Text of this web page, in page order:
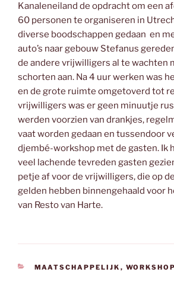
Kanaleneiland de opdracht om een
60 personen te organiseren in
diverse boodschappen gedaan en
auto’s naar gebouw Stefanus
de andere vrijwilligers al te wachten
schorten aan. Na 4 uur werken was
en de grote ruimte omgetoverd tot
vrijwilligers was er geen minuutje
werden voorzien van drankjes,
vaat worden gedaan en tussendoor
djembé-workshop met de gasten. Ik
veel lachende tevreden gasten
petje af voor de vrijwilligers, die op
gelden hebben binnengehaald voor
van Resto van Harte.
CATEGORIEËN
MAATSCHAPPELIJK , WORKSHOP